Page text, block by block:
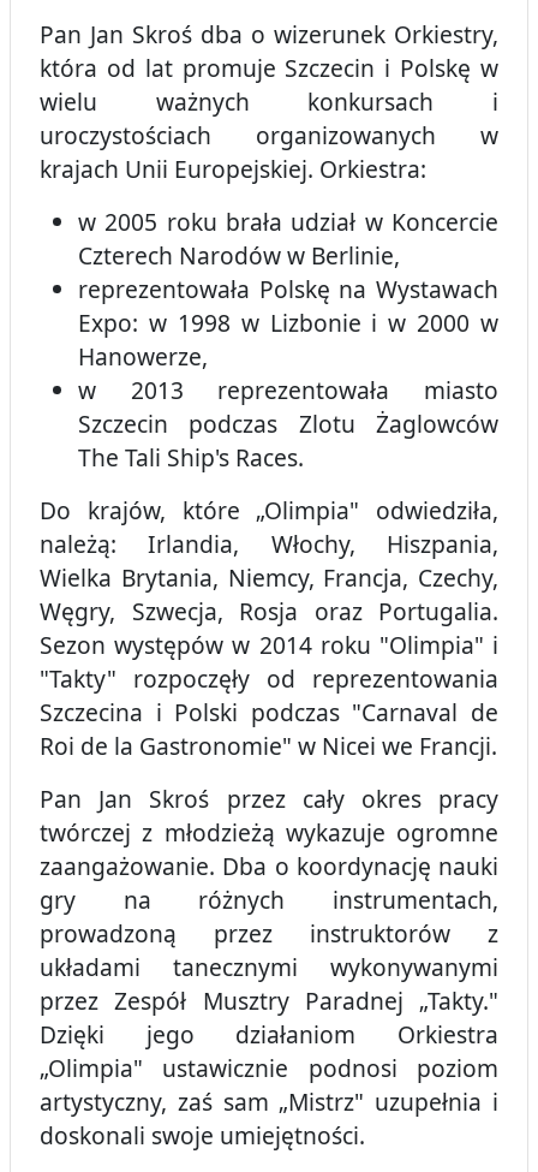
Pan Jan Skroś dba o wizerunek Orkiestry,
która od lat promuje Szczecin i Polskę w
wielu ważnych konkursach i
uroczystościach organizowanych w
krajach Unii Europejskiej. Orkiestra:
w 2005 roku brała udział w Koncercie
Czterech Narodów w Berlinie,
reprezentowała Polskę na Wystawach
Expo: w 1998 w Lizbonie i w 2000 w
Hanowerze,
w 2013 reprezentowała miasto
Szczecin podczas Zlotu Żaglowców
The Tali Ship's Races.
Do krajów, które „Olimpia" odwiedziła,
należą: Irlandia, Włochy, Hiszpania,
Wielka Brytania, Niemcy, Francja, Czechy,
Węgry, Szwecja, Rosja oraz Portugalia.
Sezon występów w 2014 roku "Olimpia" i
"Takty" rozpoczęły od reprezentowania
Szczecina i Polski podczas "Carnaval de
Roi de la Gastronomie" w Nicei we Francji.
Pan Jan Skroś przez cały okres pracy
twórczej z młodzieżą wykazuje ogromne
zaangażowanie. Dba o koordynację nauki
gry na różnych instrumentach,
prowadzoną przez instruktorów z
układami tanecznymi wykonywanymi
przez Zespół Musztry Paradnej „Takty."
Dzięki jego działaniom Orkiestra
„Olimpia" ustawicznie podnosi poziom
artystyczny, zaś sam „Mistrz" uzupełnia i
doskonali swoje umiejętności.